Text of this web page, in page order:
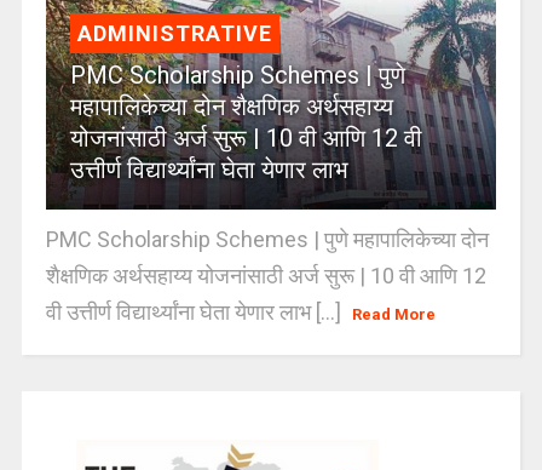
ADMINISTRATIVE
PMC Scholarship Schemes | पुणे
महापालिकेच्या दोन शैक्षणिक अर्थसहाय्य
योजनांसाठी अर्ज सुरू | 10 वी आणि 12 वी
उत्तीर्ण विद्यार्थ्यांना घेता येणार लाभ
PMC Scholarship Schemes | पुणे महापालिकेच्या दोन
शैक्षणिक अर्थसहाय्य योजनांसाठी अर्ज सुरू | 10 वी आणि 12
वी उत्तीर्ण विद्यार्थ्यांना घेता येणार लाभ [...]
Read More